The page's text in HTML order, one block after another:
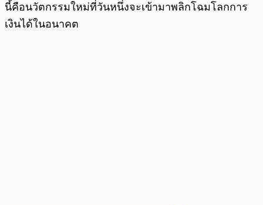
นี้คือนวัตกรรมใหม่ที่วันหนึ่งจะเข้ามาพลิกโฉมโลกการ
เงินได้ในอนาคต